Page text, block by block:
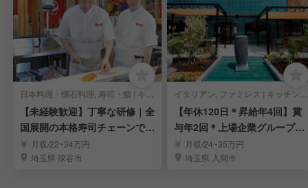
日本料理・懐石料理, 寿司・鮨 | キッチンスタッフ
【未経験歓迎】丁寧な研修｜全
国展開の本格寿司チェーンで寿
司職人を目指す！
月収/22~34万円
埼玉県 深谷市
イタリアン, ファミレス | キッチンスタッフ
【年休120日＊昇給年4回】賞
与年2回＊上場企業グループで
料理長を募集
月収/24~35万円
埼玉県 入間市